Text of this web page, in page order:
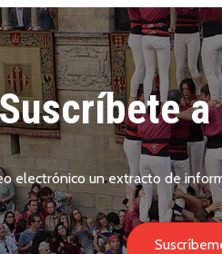
a
electrónico un extracto de